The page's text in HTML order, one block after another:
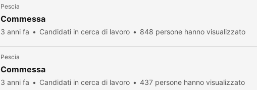
Pescia
Commessa
3 anni fa Candidati in cerca di lavoro 848 persone hanno visualizzato
Pescia
Commessa
3 anni fa Candidati in cerca di lavoro 437 persone hanno visualizzato